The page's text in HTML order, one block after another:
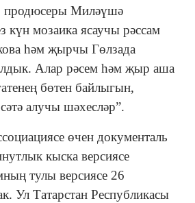
продюсеры Миләүшә
күн мозаика ясаучы рәссам
һәм җырчы Гөлзада
Алар рәсем һәм җыр аша
бөтен байлыгын,
алучы шәхесләр”.
өчен документаль
кыска версиясе
тулы версиясе 26
Ул Татарстан Республикасы